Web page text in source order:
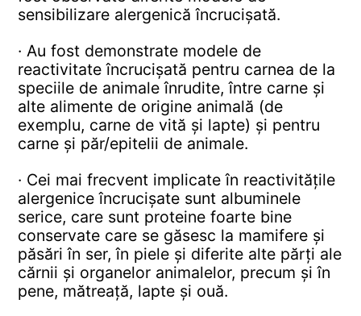
sensibilizare alergenică încrucișată.
· Au fost demonstrate modele de
reactivitate încrucișată pentru carnea de la
speciile de animale înrudite, între carne și
alte alimente de origine animală (de
exemplu, carne de vită și lapte) și pentru
carne și păr/epitelii de animale.
· Cei mai frecvent implicate în reactivitățile
alergenice încrucișate sunt albuminele
serice, care sunt proteine ​​foarte bine
conservate care se găsesc la mamifere și
păsări în ser, în piele și diferite alte părți ale
cărnii și organelor animalelor, precum și în
pene, mătreață, lapte și ouă.